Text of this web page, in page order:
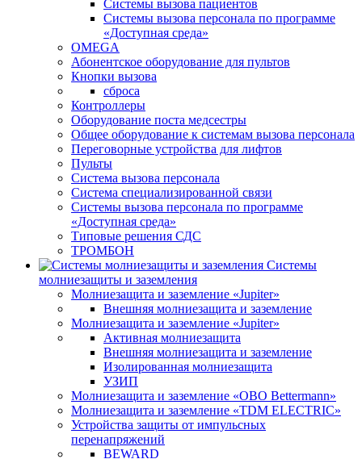
Системы вызова пациентов
Системы вызова персонала по программе
«Доступная среда»
OMEGA
Абонентское оборудование для пультов
Кнопки вызова
сброса
Контроллеры
Оборудование поста медсестры
Общее оборудование к системам вызова персонала
Переговорные устройства для лифтов
Пульты
Система вызова персонала
Система специализированной связи
Системы вызова персонала по программе
«Доступная среда»
Типовые решения СДС
ТРОМБОН
Системы
молниезащиты и заземления
Молниезащита и заземление «Jupiter»
Внешняя молниезащита и заземление
Молниезащита и заземление «Jupiter»
Активная молниезащита
Внешняя молниезащита и заземление
Изолированная молниезащита
УЗИП
Молниезащита и заземление «OBO Bettermann»
Молниезащита и заземление «TDM ЕLECTRIC»
Устройства защиты от импульсных
перенапряжений
BEWARD